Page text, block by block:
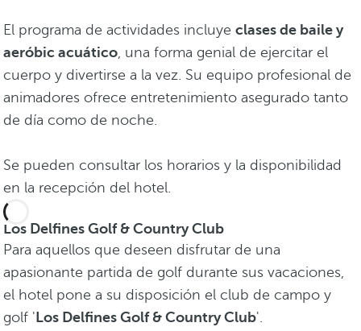
El programa de actividades incluye clases de baile y
aeróbic acuático, una forma genial de ejercitar el
cuerpo y divertirse a la vez. Su equipo profesional de
animadores ofrece entretenimiento asegurado tanto
de día como de noche.
Se pueden consultar los horarios y la disponibilidad
en la recepción del hotel.
Los Delfines Golf & Country Club
Para aquellos que deseen disfrutar de una
apasionante partida de golf durante sus vacaciones,
el hotel pone a su disposición el club de campo y
golf ' Los Delfines Golf & Country Club'.